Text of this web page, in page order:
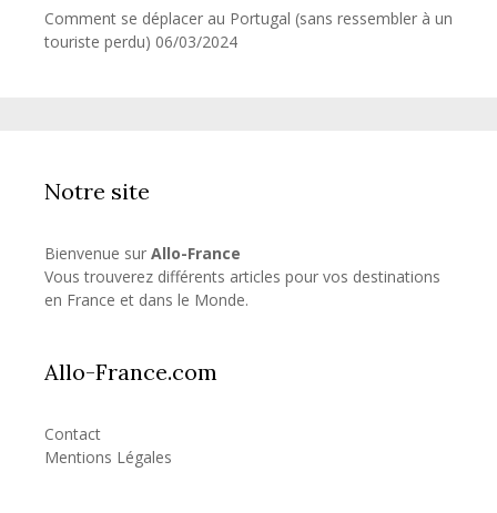
Comment se déplacer au Portugal (sans ressembler à un
touriste perdu) 06/03/2024
Notre site
Bienvenue sur Allo-France
Vous trouverez différents articles pour vos destinations
en France et dans le Monde.
Allo-France.com
Contact
Mentions Légales